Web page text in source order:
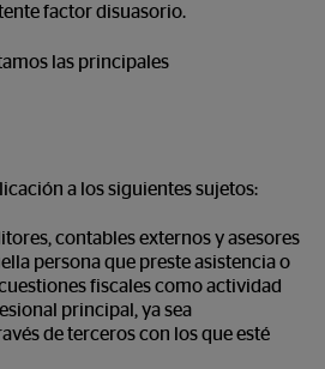
factor disuasorio.
las principales
a los siguientes sujetos:
contables externos y asesores
persona que preste asistencia o
fiscales como actividad
principal, ya sea
de terceros con los que esté